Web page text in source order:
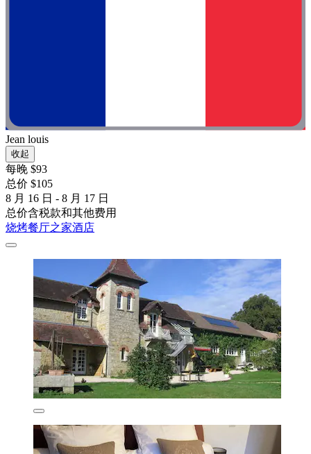
Jean louis
收起
每晚 $93
总价 $105
8 月 16 日 - 8 月 17 日
总价含税款和其他费用
烧烤餐厅之家酒店